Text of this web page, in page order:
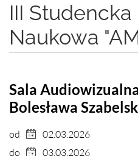
III
Naukowa
Sala
Bolesława
od
02.03.2026
do
03.03.2026